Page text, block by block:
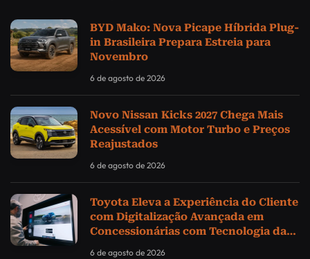
BYD Mako: Nova Picape Híbrida Plug-
in Brasileira Prepara Estreia para
Novembro
6 de agosto de 2026
Novo Nissan Kicks 2027 Chega Mais
Acessível com Motor Turbo e Preços
Reajustados
6 de agosto de 2026
Toyota Eleva a Experiência do Cliente
com Digitalização Avançada em
Concessionárias com Tecnologia da
6 de agosto de 2026